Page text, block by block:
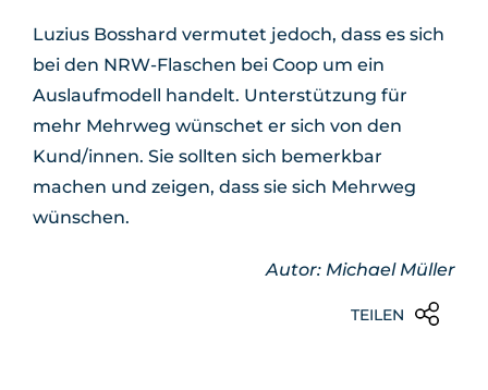
Luzius Bosshard vermutet jedoch, dass es sich
bei den NRW-Flaschen bei Coop um ein
Auslaufmodell handelt. Unterstützung für
mehr Mehrweg wünschet er sich von den
Kund/innen. Sie sollten sich bemerkbar
machen und zeigen, dass sie sich Mehrweg
wünschen.
Autor: Michael Müller
TEILEN